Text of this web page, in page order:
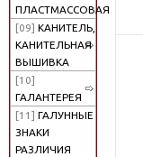
ПЛАСТМАССОВАЯ
[09] КАНИТЕЛЬ,
КАНИТЕЛЬНАЯ
ВЫШИВКА
[10]
ГАЛАНТЕРЕЯ
[11] ГАЛУННЫЕ
ЗНАКИ
РАЗЛИЧИЯ